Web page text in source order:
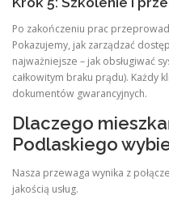
Po zakończeniu prac
Pokazujemy, jak zarządzać
najważniejsze – jak obsługiwać
całkowitym braku prądu). Każdy
dokumentów gwarancyjnych.
Dlaczego
Podlaskiego
Nasza przewaga wynika z
jakością usług.